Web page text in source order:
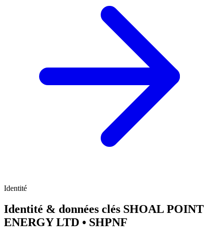
Identité
Identité & données clés SHOAL POINT
ENERGY LTD • SHPNF